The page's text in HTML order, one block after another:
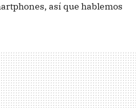
así que hablemos